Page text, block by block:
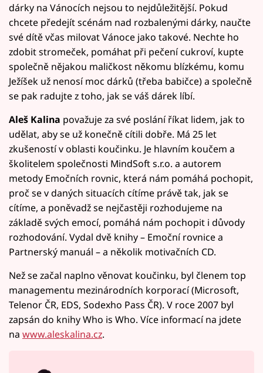
dárky na Vánocích nejsou to nejdůležitější. Pokud
chcete předejít scénám nad rozbalenými dárky, naučte
své dítě včas milovat Vánoce jako takové. Nechte ho
zdobit stromeček, pomáhat při pečení cukroví, kupte
společně nějakou maličkost někomu blízkému, komu
Ježíšek už nenosí moc dárků (třeba babičce) a společně
se pak radujte z toho, jak se váš dárek líbí.
Aleš Kalina považuje za své poslání říkat lidem, jak to
udělat, aby se už konečně cítili dobře. Má 25 let
zkušeností v oblasti koučinku. Je hlavním koučem a
školitelem společnosti MindSoft s.r.o. a autorem
metody Emočních rovnic, která nám pomáhá pochopit,
proč se v daných situacích cítíme právě tak, jak se
cítíme, a poněvadž se nejčastěji rozhodujeme na
základě svých emocí, pomáhá nám pochopit i důvody
rozhodování. Vydal dvě knihy – Emoční rovnice a
Partnerský manuál – a několik motivačních CD.
Než se začal naplno věnovat koučinku, byl členem top
managementu mezinárodních korporací (Microsoft,
Telenor ČR, EDS, Sodexho Pass ČR). V roce 2007 byl
zapsán do knihy Who is Who. Více informací na jdete
na www.aleskalina.cz.